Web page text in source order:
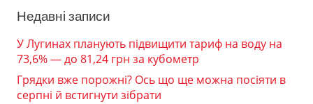
Недавні записи
У Лугинах планують підвищити тариф на воду на
73,6% — до 81,24 грн за кубометр
Грядки вже порожні? Ось що ще можна посіяти в
серпні й встигнути зібрати